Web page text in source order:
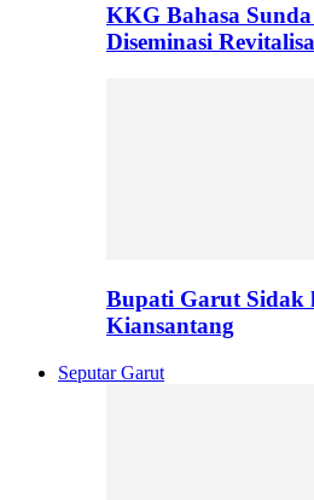
KKG Bahasa
Diseminasi
Bupati Garut Sidak
Kiansantang
Seputar Garut